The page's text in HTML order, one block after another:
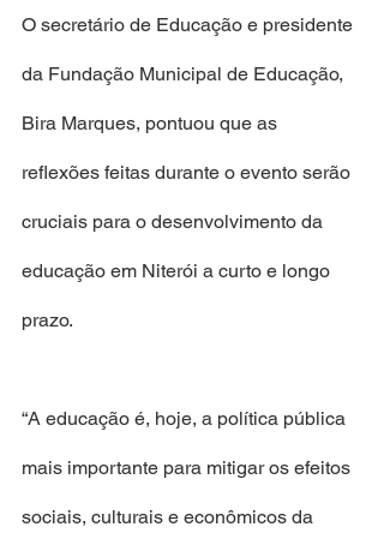
O secretário de Educação e presidente
da Fundação Municipal de Educação,
Bira Marques, pontuou que as
reflexões feitas durante o evento serão
cruciais para o desenvolvimento da
educação em Niterói a curto e longo
prazo.
“A educação é, hoje, a política pública
mais importante para mitigar os efeitos
sociais, culturais e econômicos da